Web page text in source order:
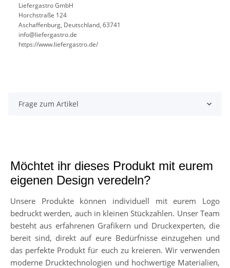
Liefergastro GmbH
Horchstraße 124
Aschaffenburg, Deutschland, 63741
info@liefergastro.de
https://www.liefergastro.de/
Frage zum Artikel
Möchtet ihr dieses Produkt mit eurem
eigenen Design veredeln?
Unsere Produkte können individuell mit eurem Logo
bedruckt werden, auch in kleinen Stückzahlen. Unser Team
besteht aus erfahrenen Grafikern und Druckexperten, die
bereit sind, direkt auf eure Bedürfnisse einzugehen und
das perfekte Produkt für euch zu kreieren. Wir verwenden
moderne Drucktechnologien und hochwertige Materialien,